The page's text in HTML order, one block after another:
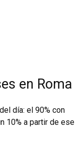
en Roma
día: el 90% con
10% a partir de ese